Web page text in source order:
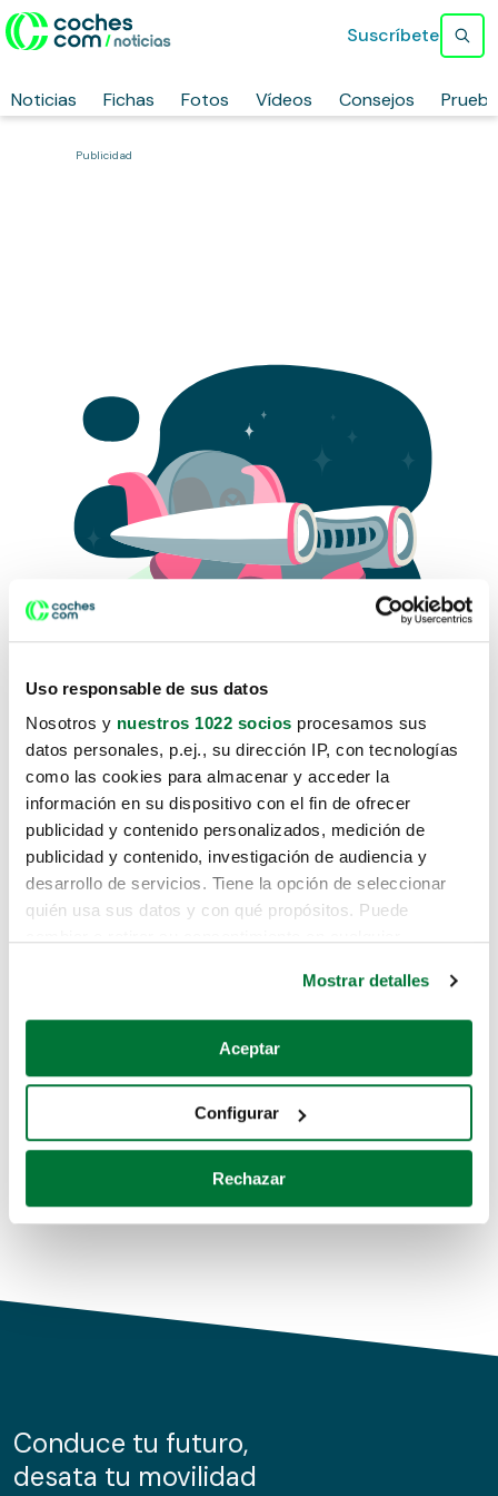
Uso responsable de sus datos
Nosotros y nuestros 1022 socios procesamos sus
datos personales, p.ej., su dirección IP, con tecnologías
como las cookies para almacenar y acceder la
información en su dispositivo con el fin de ofrecer
publicidad y contenido personalizados, medición de
publicidad y contenido, investigación de audiencia y
desarrollo de servicios. Tiene la opción de seleccionar
quién usa sus datos y con qué propósitos. Puede
Si lo permite, también quisiéramos:
Recopilar información sobre su ubicación geográfica
Identificar su dispositivo analizándolo activamente
para buscar características específicas (huellas
Obtenga más información sobre cómo se procesan sus
de cookies.
información sobre el uso que haga del sitio web con
nuestros partners de redes sociales, publicidad y análisis
Mostrar detalles
Aceptar
Configurar
Rechazar
Noticias Fichas Fotos Vídeos Consejos
Suscríbete
Publicidad
Lo sentimos, no sabemos como
te hemos traido hasta aquí.
Pero puedes encontrar el coche que estás
buscando en alguno de estos enlaces:
Coches de segunda mano
Coches de km0
Conduce tu futuro,
desata tu movilidad